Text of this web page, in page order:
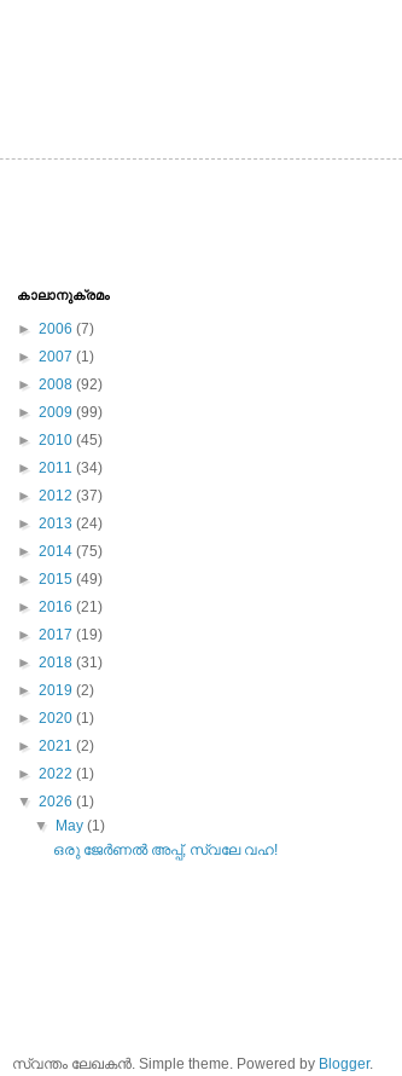
കാലാനുക്രമം
► 2006 (7)
► 2007 (1)
► 2008 (92)
► 2009 (99)
► 2010 (45)
► 2011 (34)
► 2012 (37)
► 2013 (24)
► 2014 (75)
► 2015 (49)
► 2016 (21)
► 2017 (19)
► 2018 (31)
► 2019 (2)
► 2020 (1)
► 2021 (2)
► 2022 (1)
▼ 2026 (1)
▼ May(1)
ഒരു ജേർണൽ അപ്പ്, സ്വലേ വഹ!
സ്വന്തം ലേഖകന്‍. Simple theme. Powered by Blogger.